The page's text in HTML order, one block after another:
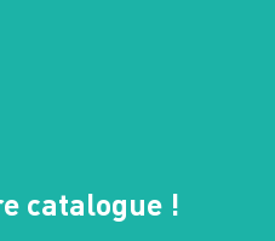
catalogue !